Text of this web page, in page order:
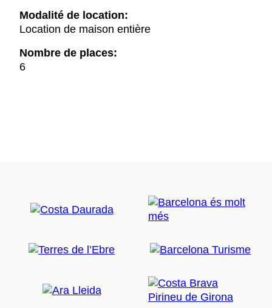
Modalité de location:
Location de maison entière
Nombre de places:
6